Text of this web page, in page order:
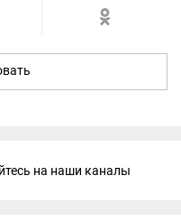
на наши каналы